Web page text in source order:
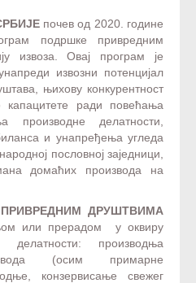
почев од 2020. године
подршке привредним
извоза. Овај програм је
извозни потенцијал
њихову конкурентност
капацитете ради повећања
делатности,
и унапређења угледа
пословној заједници,
домаћих производа на
ДРУШТВИМА
или прерадом у оквиру
делатности: производња
(осим примарне
конзервисање свежег